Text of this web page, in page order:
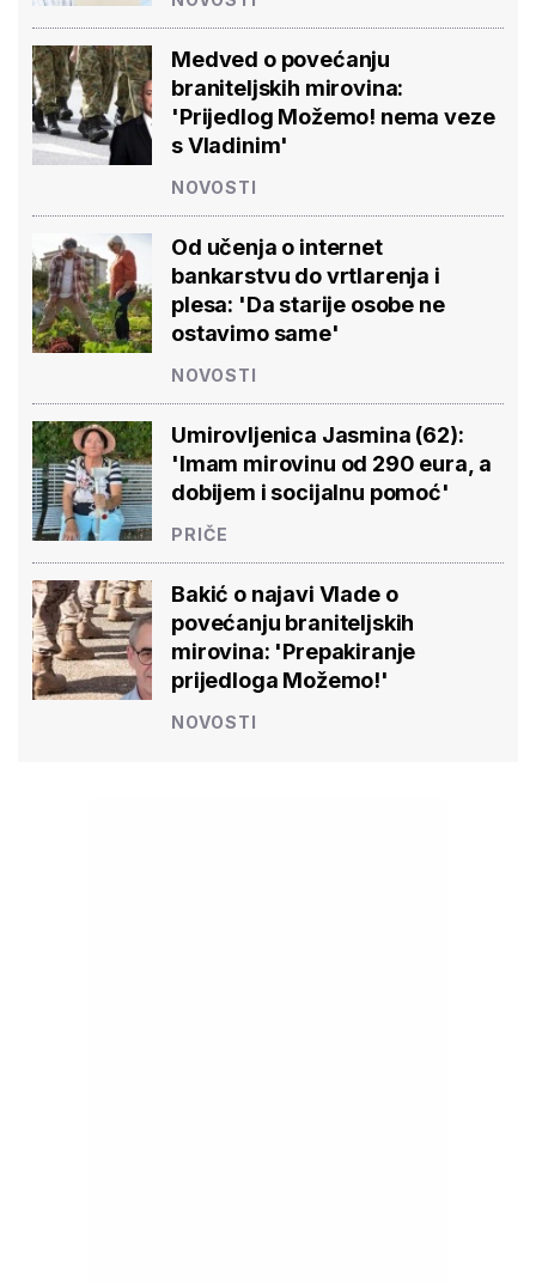
Medved o povećanju
braniteljskih mirovina:
'Prijedlog Možemo! nema veze
s Vladinim'
NOVOSTI
Od učenja o internet
bankarstvu do vrtlarenja i
plesa: 'Da starije osobe ne
ostavimo same'
NOVOSTI
Umirovljenica Jasmina (62):
'Imam mirovinu od 290 eura, a
dobijem i socijalnu pomoć'
PRIČE
Bakić o najavi Vlade o
povećanju braniteljskih
mirovina: 'Prepakiranje
prijedloga Možemo!'
NOVOSTI